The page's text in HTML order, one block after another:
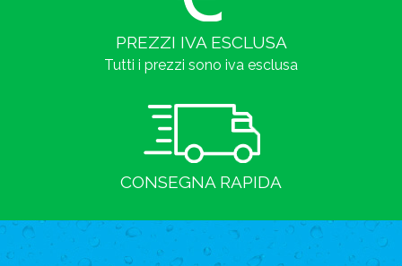
PREZZI IVA ESCLUSA
Tutti i prezzi sono iva esclusa
CONSEGNA RAPIDA